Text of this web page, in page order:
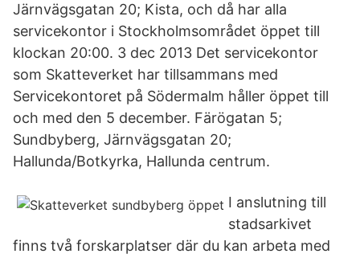
Järnvägsgatan 20; Kista, och då har alla
servicekontor i Stockholmsområdet öppet till
klockan 20:00. 3 dec 2013 Det servicekontor
som Skatteverket har tillsammans med
Servicekontoret på Södermalm håller öppet till
och med den 5 december. Färögatan 5;
Sundbyberg, Järnvägsgatan 20;
Hallunda/Botkyrka, Hallunda centrum.
I anslutning till
stadsarkivet
finns två forskarplatser där du kan arbeta med